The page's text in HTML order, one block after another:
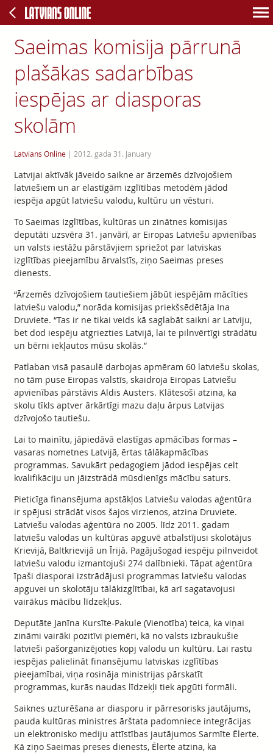
Saeimas komisija pārrunā
plašākas sadarbības
iespējas ar diasporas
skolām
Latvians Online| 2012. gada 31. January
Latvijai aktīvāk jāveido saikne ar ārzemēs dzīvojošiem
latviešiem un ar elastīgām izglītības metodēm jādod
iespēja apgūt latviešu valodu, kultūru un vēsturi.
To Saeimas Izglītības, kultūras un zinātnes komisijas
deputāti uzsvēra 31. janvārī, ar Eiropas Latviešu apvienības
un valsts iestāžu pārstāvjiem spriežot par latviskas
izglītības pieejamību ārvalstīs, ziņo Saeimas preses
dienests.
“Ārzemēs dzīvojošiem tautiešiem jābūt iespējām mācīties
latviešu valodu,” norāda komisijas priekšsēdētāja Ina
Druviete. “Tas ir ne tikai veids kā saglabāt saikni ar Latviju,
bet dod iespēju atgriezties Latvijā, lai te pilnvērtīgi strādātu
un bērni iekļautos mūsu skolās.”
Patlaban visā pasaulē darbojas apmēram 60 latviešu skolas,
no tām puse Eiropas valstīs, skaidroja Eiropas Latviešu
apvienības pārstāvis Aldis Austers. Klātesoši atzina, ka
skolu tīkls aptver ārkārtīgi mazu daļu ārpus Latvijas
dzīvojošo tautiešu.
Lai to mainītu, jāpiedāvā elastīgas apmācības formas –
vasaras nometnes Latvijā, ērtas tālākapmācības
programmas. Savukārt pedagogiem jādod iespējas celt
kvalifikāciju un jāizstrādā mūsdienīgs mācību saturs.
Pieticīga finansējuma apstākļos Latviešu valodas aģentūra
ir spējusi strādāt visos šajos virzienos, atzina Druviete.
Latviešu valodas aģentūra no 2005. līdz 2011. gadam
latviešu valodas un kultūras apguvē atbalstījusi skolotājus
Krievijā, Baltkrievijā un Īrijā. Pagājušogad iespēju pilnveidot
latviešu valodu izmantojuši 274 dalībnieki. Tāpat aģentūra
īpaši diasporai izstrādājusi programmas latviešu valodas
apguvei un skolotāju tālākizglītībai, kā arī sagatavojusi
vairākus mācību līdzekļus.
Deputāte Janīna Kursīte-Pakule (Vienotība) teica, ka viņai
zināmi vairāki pozitīvi piemēri, kā no valsts izbraukušie
latvieši pašorganizējoties kopj valodu un kultūru. Lai rastu
iespējas palielināt finansējumu latviskas izglītības
pieejamībai, viņa rosināja ministrijas pārskatīt
programmas, kurās naudas līdzekļi tiek apgūti formāli.
Saiknes uzturēšana ar diasporu ir pārresorisks jautājums,
pauda kultūras ministres ārštata padomniece integrācijas
un elektronisko mediju attīstības jautājumos Sarmīte Ēlerte.
Kā ziņo Saeimas preses dienests, Ēlerte atzina, ka